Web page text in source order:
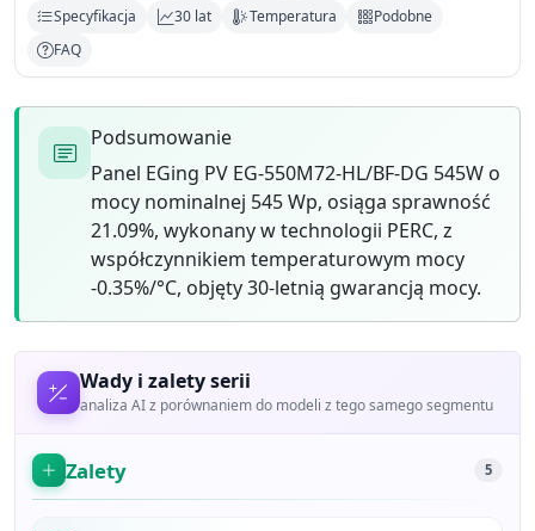
Specyfikacja
30 lat Temperatura
Podobne
FAQ
Podsumowanie
Panel EGing PV EG-550M72-HL/BF-DG 545W o
mocy nominalnej 545 Wp, osiąga sprawność
21.09%, wykonany w technologii PERC, z
współczynnikiem temperaturowym mocy
-0.35%/°C, objęty 30-letnią gwarancją mocy.
Wady i zalety serii
analiza AI z porównaniem do modeli z tego samego segmentu
Zalety 5